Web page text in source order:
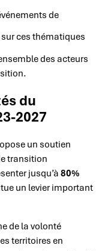
de
ces thématiques
des acteurs
du
2027
un soutien
transition
jusqu’à 80%
un levier important
de la volonté
territoires en